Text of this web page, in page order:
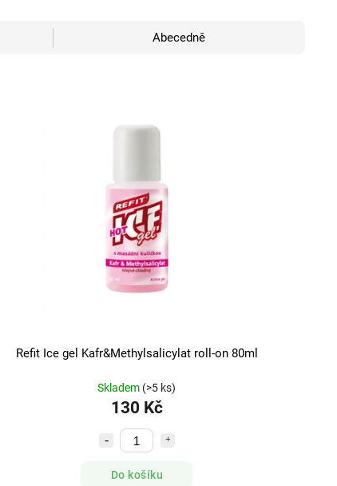
Abecedně
Refit Ice gel Kafr&Methylsalicylat roll-on 80ml
Skladem (>5 ks)
130 Kč
Do košíku